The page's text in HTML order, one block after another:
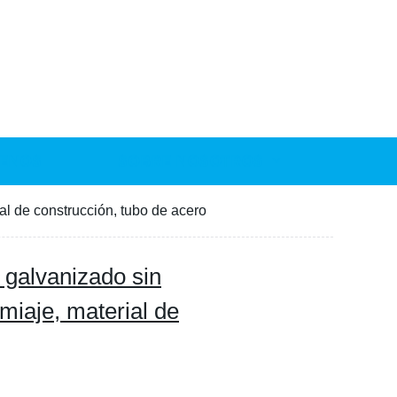
de construcción, tubo de acero
sin
material de